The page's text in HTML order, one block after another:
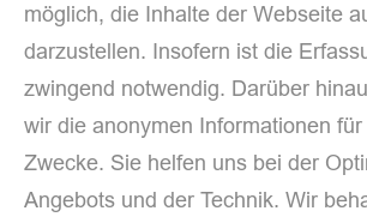
möglich, die Inhalte der Webseite
darzustellen. Insofern ist die
zwingend notwendig. Darüber
wir die anonymen Informationen
Zwecke. Sie helfen uns bei der
Angebots und der Technik. Wir